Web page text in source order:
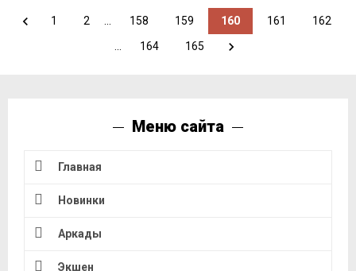
1 2 158 159 160 161
162
164 165
Меню сайта
Главная
Новинки
Аркады
Экшен